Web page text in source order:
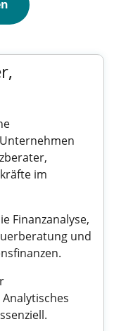
im
Finanzanalyse,
und